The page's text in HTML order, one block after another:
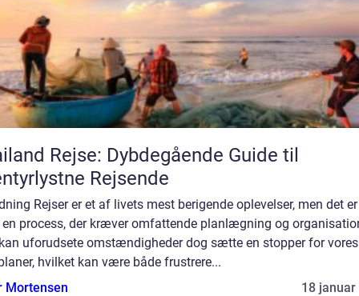
Rejse: Dybdegående Guide til
Rejsende
Rejser er et af livets mest berigende oplevelser, men det er
process, der kræver omfattende planlægning og
uforudsete omstændigheder dog sætte en stopper for vores
hvilket kan være både frustrere...
Mortensen
18 januar